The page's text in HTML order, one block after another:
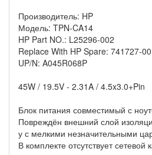
Производитель: HP
Модель: TPN-CA14
HP Part NO.: L25296-002
Replace With HP Spare: 741727-
UP/N: A045R068P
45W / 19.5V - 2.31A / 4.5x3.0+Pin
Блок питания совместимый с
Повреждён внешний слой
у с мелкими незначительными
В комплекте отсутствует сетевой